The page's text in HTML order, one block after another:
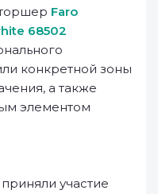
Faro
68502
конкретной зоны
а также
элементом
участие